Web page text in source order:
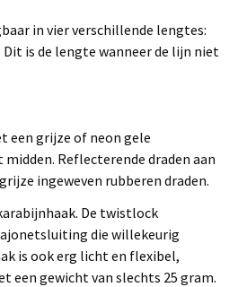
in vier verschillende lengtes:
Dit is de lengte wanneer de lijn niet
een grijze of neon gele
Reflecterende draden aan
ingeweven rubberen draden.
De twistlock
die willekeurig
is ook erg licht en flexibel,
een gewicht van slechts 25 gram.